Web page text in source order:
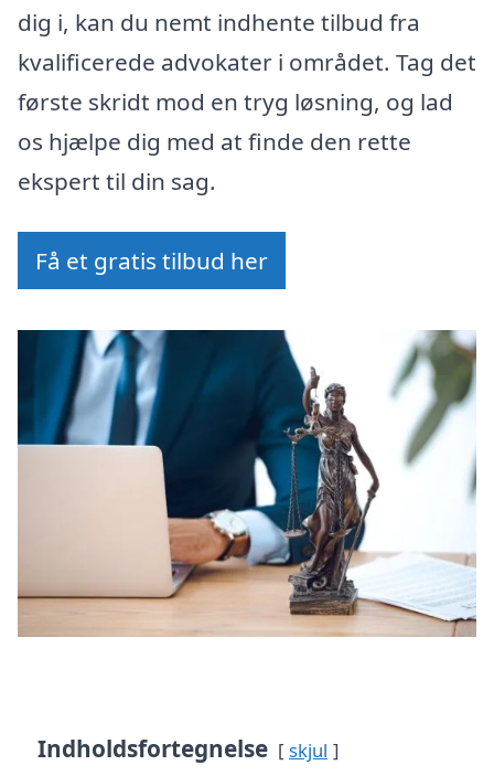
dig i, kan du nemt indhente tilbud fra
kvalificerede advokater i området. Tag det
første skridt mod en tryg løsning, og lad
os hjælpe dig med at finde den rette
ekspert til din sag.
Få et gratis tilbud her
Indholdsfortegnelse skjul